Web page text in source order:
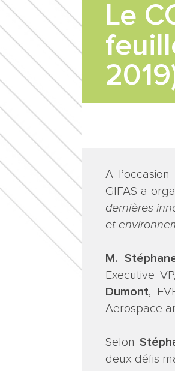
Le
A
GIFAS a
dernières
et
M.
Executive
Dumont,
Aerospace
Selon
deux défis